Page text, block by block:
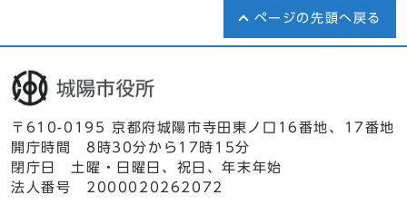
ページの先頭へ戻る
〒610-0195 京都府城陽市寺田東ノ口16番地、17番地
開庁時間 8時30分から17時15分
閉庁日 土曜・日曜日、祝日、年末年始
法人番号 2000020262072